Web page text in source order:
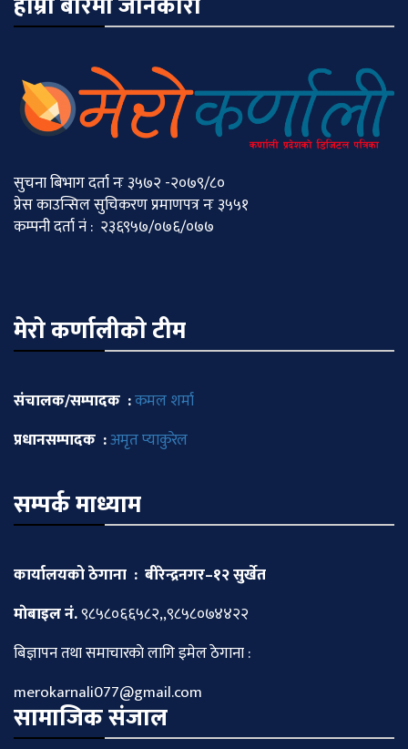
सुचना बिभाग दर्ता नः ३५७२ -२०७९/८०
प्रेस काउन्सिल सुचिकरण प्रमाणपत्र नः ३५५१
कम्पनी दर्ता नं : २३६९५७/०७६/०७७
मेराे कर्णालीकाे टीम
संचालक/सम्पादक :कमल शर्मा
प्रधानसम्पादक :अमृत प्याकुरेल
सम्पर्क माध्याम
कार्यालयको ठेगाना : बीरेन्द्रनगर–१२ सुर्खेत
माेबाइल नं.९८५८०६६५८२,,९८५८०७४४२२
बिज्ञापन तथा समाचारकाे लागि इमेल ठेगाना :
merokarnali077@gmail.com
सामाजिक संजाल